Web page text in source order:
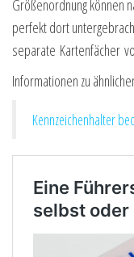
Größenordnung können
perfekt dort
separate Kartenfächer
Informationen zu
Kennzeichenhalter